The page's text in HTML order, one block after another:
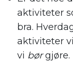
aktiviteter
bra.
aktiviteter vi
vi børgjøre